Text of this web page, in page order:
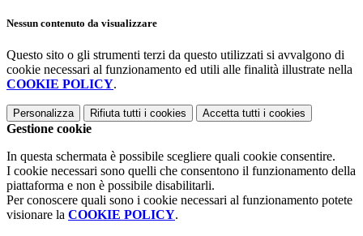
Nessun contenuto da visualizzare
Questo sito o gli strumenti terzi da questo utilizzati si avvalgono di
cookie necessari al funzionamento ed utili alle finalità illustrate nella
COOKIE POLICY.
Personalizza Rifiuta tutti i cookies Accetta tutti i cookies
Gestione cookie
In questa schermata è possibile scegliere quali cookie consentire.
I cookie necessari sono quelli che consentono il funzionamento della
piattaforma e non è possibile disabilitarli.
Per conoscere quali sono i cookie necessari al funzionamento potete
visionare la COOKIE POLICY.